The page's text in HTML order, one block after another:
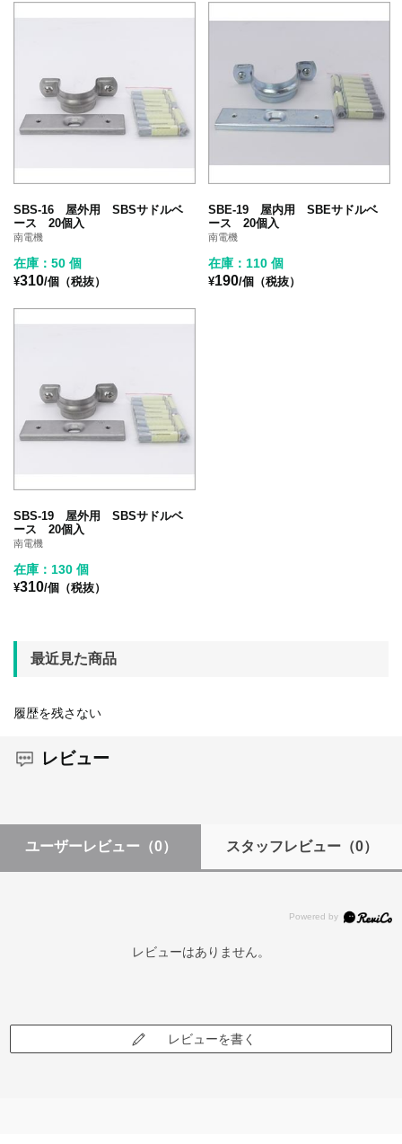
SBS-16 屋外用 SBSサドルベ
ース 20個入
南電機
在庫：50 個
¥310/個（税抜）
SBE-19 屋内用 SBEサドルベ
ース 20個入
南電機
在庫：110 個
¥190/個（税抜）
SBS-19 屋外用 SBSサドルベ
ース 20個入
南電機
在庫：130 個
¥310/個（税抜）
最近見た商品
履歴を残さない
レビュー
ユーザーレビュー （0） スタッフレビュー（0）
レビューはありません。
レビューを書く